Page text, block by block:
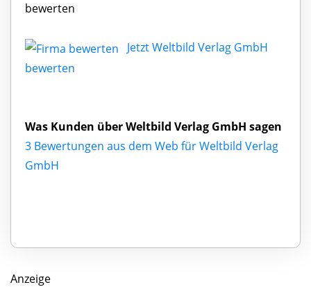
bewerten
Jetzt Weltbild Verlag GmbH
bewerten
Was Kunden über Weltbild Verlag GmbH sagen
3 Bewertungen aus dem Web für Weltbild Verlag
GmbH
Anzeige